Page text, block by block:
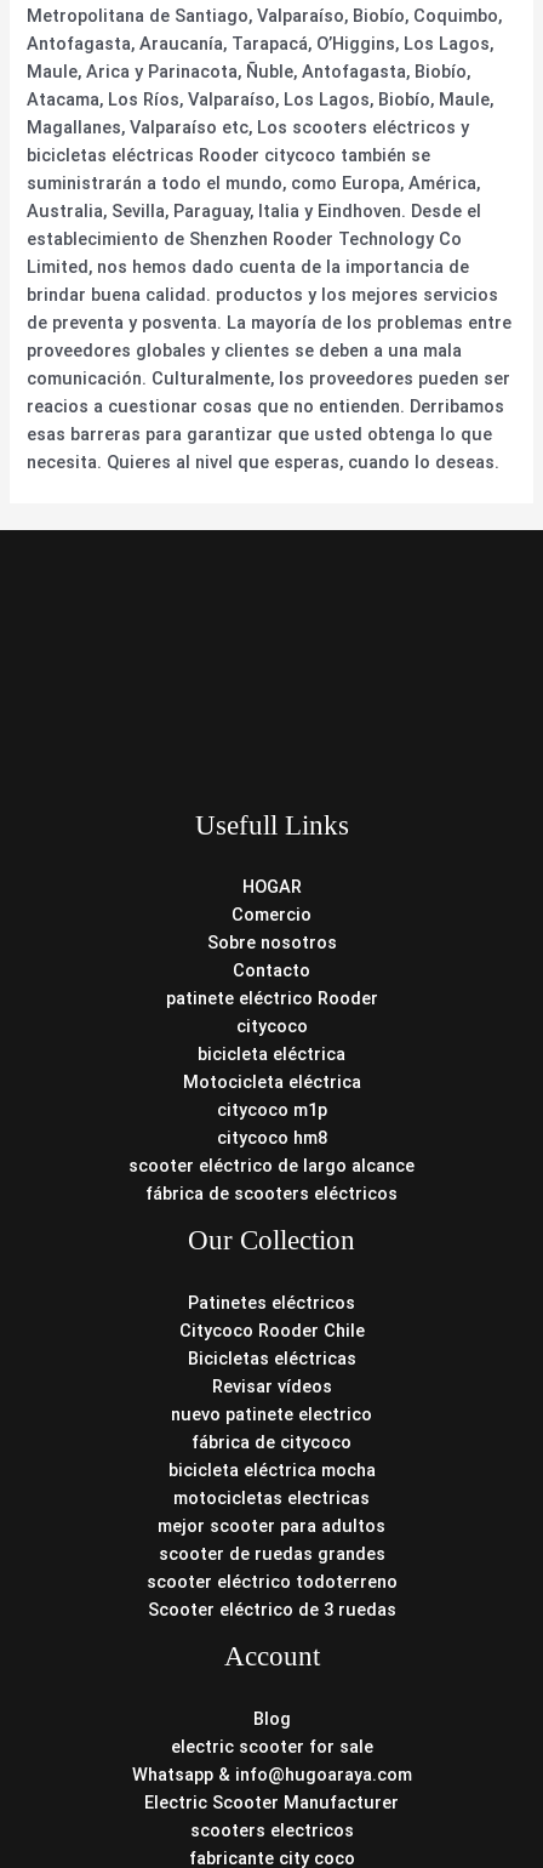
Metropolitana de Santiago, Valparaíso, Biobío, Coquimbo,
Antofagasta, Araucanía, Tarapacá, O’Higgins, Los Lagos,
Maule, Arica y Parinacota, Ñuble, Antofagasta, Biobío,
Atacama, Los Ríos, Valparaíso, Los Lagos, Biobío, Maule,
Magallanes, Valparaíso etc, Los scooters eléctricos y
bicicletas eléctricas Rooder citycoco también se
suministrarán a todo el mundo, como Europa, América,
Australia, Sevilla, Paraguay, Italia y Eindhoven. Desde el
establecimiento de Shenzhen Rooder Technology Co
Limited, nos hemos dado cuenta de la importancia de
brindar buena calidad. productos y los mejores servicios
de preventa y posventa. La mayoría de los problemas entre
proveedores globales y clientes se deben a una mala
comunicación. Culturalmente, los proveedores pueden ser
reacios a cuestionar cosas que no entienden. Derribamos
esas barreras para garantizar que usted obtenga lo que
necesita. Quieres al nivel que esperas, cuando lo deseas.
Usefull Links
HOGAR
Comercio
Sobre nosotros
Contacto
patinete eléctrico Rooder
citycoco
bicicleta eléctrica
Motocicleta eléctrica
citycoco m1p
citycoco hm8
scooter eléctrico de largo alcance
fábrica de scooters eléctricos
Our Collection
Patinetes eléctricos
Citycoco Rooder Chile
Bicicletas eléctricas
Revisar vídeos
nuevo patinete electrico
fábrica de citycoco
bicicleta eléctrica mocha
motocicletas electricas
mejor scooter para adultos
scooter de ruedas grandes
scooter eléctrico todoterreno
Scooter eléctrico de 3 ruedas
Account
Blog
electric scooter for sale
Whatsapp & info@hugoaraya.com
Electric Scooter Manufacturer
scooters electricos
fabricante city coco